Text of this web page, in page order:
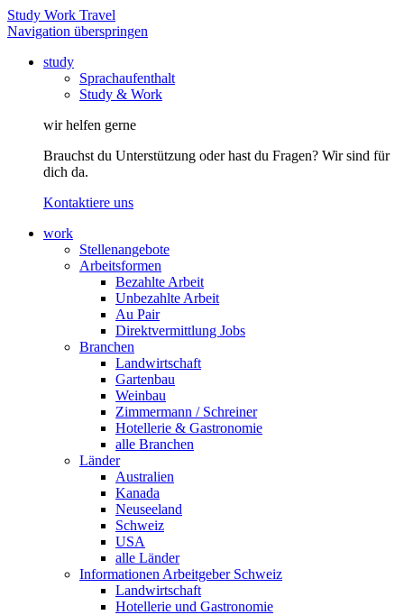
Study Work Travel
Navigation überspringen
study
Sprachaufenthalt
Study & Work
wir helfen gerne
Brauchst du Unterstützung oder hast du Fragen? Wir sind für
dich da.
Kontaktiere uns
work
Stellenangebote
Arbeitsformen
Bezahlte Arbeit
Unbezahlte Arbeit
Au Pair
Direktvermittlung Jobs
Branchen
Landwirtschaft
Gartenbau
Weinbau
Zimmermann / Schreiner
Hotellerie & Gastronomie
alle Branchen
Länder
Australien
Kanada
Neuseeland
Schweiz
USA
alle Länder
Informationen Arbeitgeber Schweiz
Landwirtschaft
Hotellerie und Gastronomie